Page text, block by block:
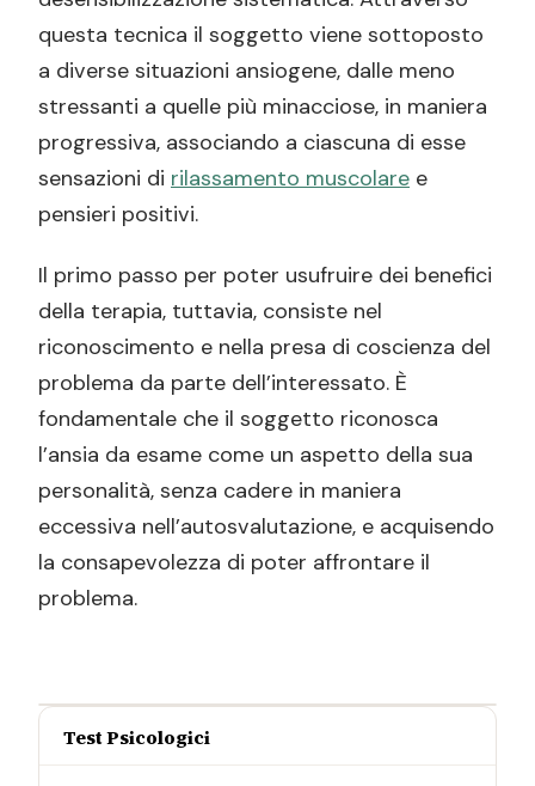
questa tecnica il soggetto viene sottoposto
a diverse situazioni ansiogene, dalle meno
stressanti a quelle più minacciose, in maniera
progressiva, associando a ciascuna di esse
sensazioni di rilassamento muscolare e
pensieri positivi.
Il primo passo per poter usufruire dei benefici
della terapia, tuttavia, consiste nel
riconoscimento e nella presa di coscienza del
problema da parte dell’interessato. È
fondamentale che il soggetto riconosca
l’ansia da esame come un aspetto della sua
personalità, senza cadere in maniera
eccessiva nell’autosvalutazione, e acquisendo
la consapevolezza di poter affrontare il
problema.
Test Psicologici